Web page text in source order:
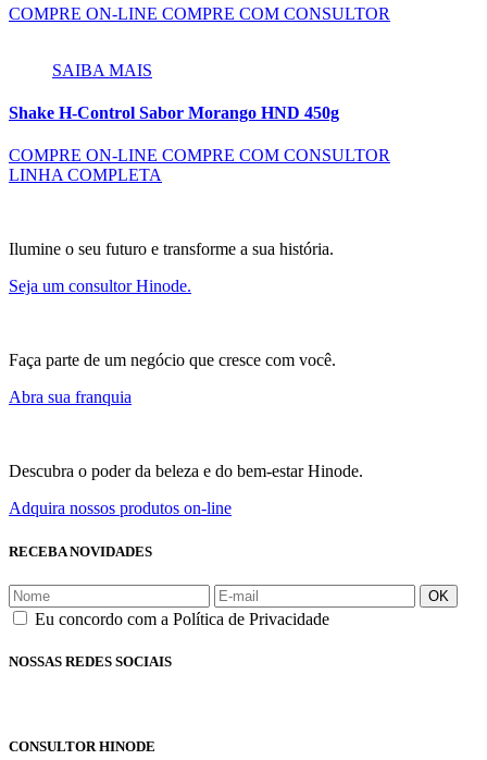
COMPRE ON-LINE COMPRE COM CONSULTOR
SAIBA MAIS
Shake H-Control Sabor Morango HND 450g
COMPRE ON-LINE COMPRE COM CONSULTOR
LINHA COMPLETA
Ilumine o seu futuro e transforme a sua história.
Seja um consultor Hinode.
Faça parte de um negócio que cresce com você.
Abra sua franquia
Descubra o poder da beleza e do bem-estar Hinode.
Adquira nossos produtos on-line
RECEBA NOVIDADES
OK
Eu concordo com a Política de Privacidade
NOSSAS REDES SOCIAIS
CONSULTOR HINODE